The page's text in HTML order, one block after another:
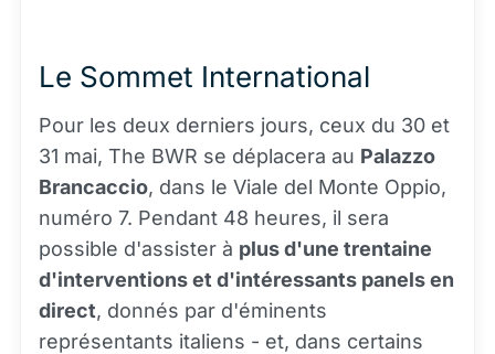
Le Sommet International
Pour les deux derniers jours, ceux du 30 et
31 mai, The BWR se déplacera au Palazzo
Brancaccio, dans le Viale del Monte Oppio,
numéro 7. Pendant 48 heures, il sera
possible d'assister à plus d'une trentaine
d'interventions et d'intéressants panels en
direct, donnés par d'éminents
représentants italiens - et, dans certains